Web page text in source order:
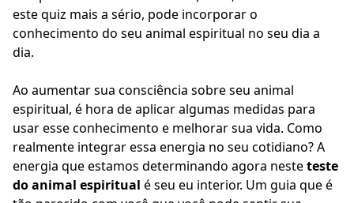
este quiz mais a sério, pode incorporar o
conhecimento do seu animal espiritual no seu dia a
dia.
Ao aumentar sua consciência sobre seu animal
espiritual, é hora de aplicar algumas medidas para
usar esse conhecimento e melhorar sua vida. Como
realmente integrar essa energia no seu cotidiano? A
energia que estamos determinando agora nesteteste
do animal espiritual é seu eu interior. Um guia que é